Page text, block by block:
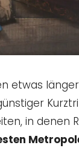
etwas
in denen